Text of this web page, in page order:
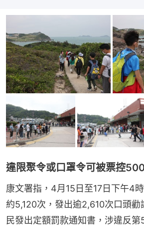
違限聚令或口罩令可被票控
康文署指，4月15日至17日下午4
約5,120次，發出逾2,610次口頭
民發出定額罰款通知書，涉違反